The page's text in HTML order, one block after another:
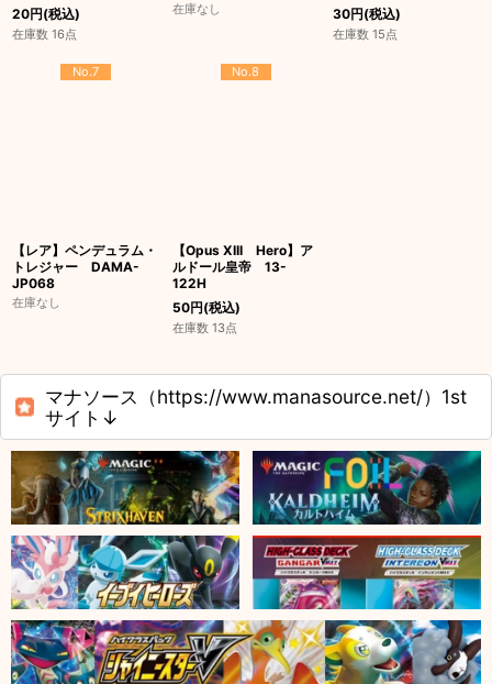
20円(税込)
在庫数 16点
在庫なし
30円(税込)
在庫数 15点
No.7
【レア】ペンデュラム・
トレジャー DAMA-
JP068
在庫なし
No.8
【Opus XIII Hero】ア
ルドール皇帝 13-
122H
50円(税込)
在庫数 13点
マナソース（https://www.manasource.net/）1st
サイト↓